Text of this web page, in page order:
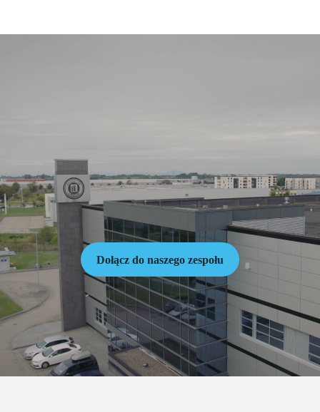
INSPIRUJE NAS
TWOJE ZDROWIE I
KOMFORT ŻYCIA
Dołącz do naszego zespołu